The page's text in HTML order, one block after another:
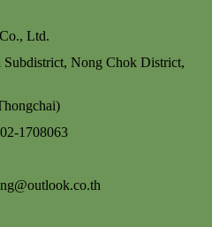
Ltd.
Nong ChokDistrict,
1708063